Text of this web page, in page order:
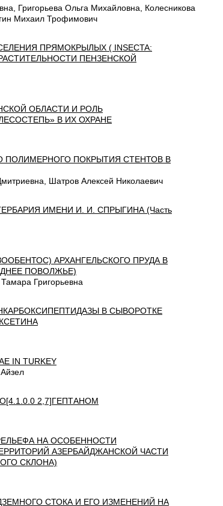
Григорьева Ольга Михайловна, Колесникова
Михаил Трофимович
ПРЯМОКРЫЛЫХ ( INSECTA:
ПЕНЗЕНСКОЙ
ОБЛАСТИ И РОЛЬ
В ИХ ОХРАНЕ
ПОЛИМЕРНОГО ПОКРЫТИЯ СТЕНТОВ В
Шатров Алексей Николаевич
ИМЕНИ И. И. СПРЫГИНА (Часть
АРХАНГЕЛЬСКОГО ПРУДА В
ПОВОЛЖЬЕ)
Григорьевна
В СЫВОРОТКЕ
IN TURKEY
2,7]ГЕПТАНОМ
НА ОСОБЕННОСТИ
АЗЕРБАЙДЖАНСКОЙ ЧАСТИ
СКЛОНА)
СТОКА И ЕГО ИЗМЕНЕНИЙ НА